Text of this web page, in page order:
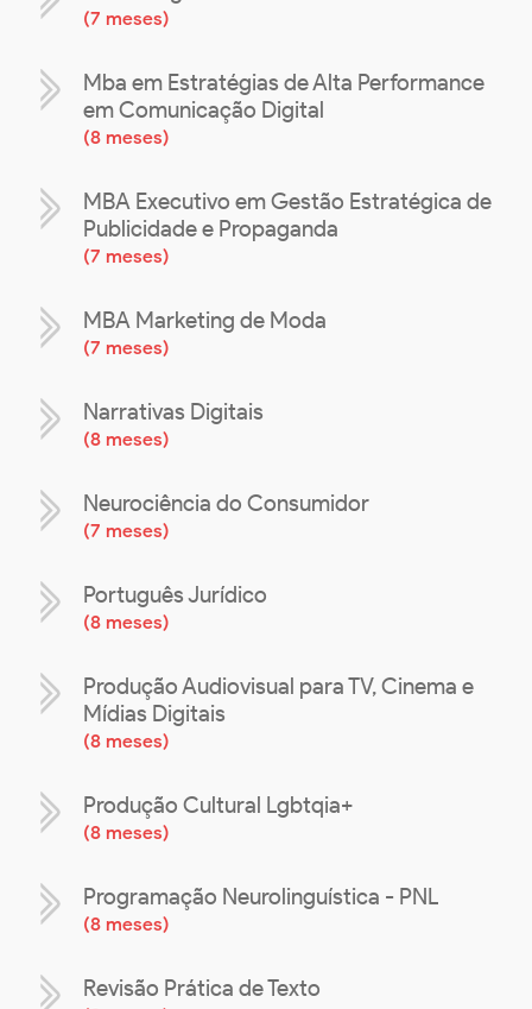
(7 meses)
Mba em Estratégias de Alta Performance
em Comunicação Digital
(8 meses)
MBA Executivo em Gestão Estratégica de
Publicidade e Propaganda
(7 meses)
MBA Marketing de Moda
(7 meses)
Narrativas Digitais
(8 meses)
Neurociência do Consumidor
(7 meses)
Português Jurídico
(8 meses)
Produção Audiovisual para TV, Cinema e
Mídias Digitais
(8 meses)
Produção Cultural Lgbtqia+
(8 meses)
Programação Neurolinguística - PNL
(8 meses)
Revisão Prática de Texto